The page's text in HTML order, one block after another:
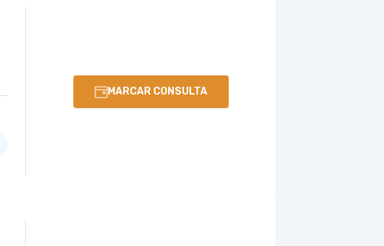
MARCAR CONSULTA